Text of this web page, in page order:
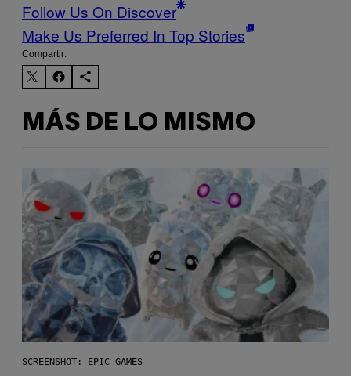
Follow Us On Discover
Make Us Preferred In Top Stories
Compartir:
MÁS DE LO MISMO
SCREENSHOT: EPIC GAMES